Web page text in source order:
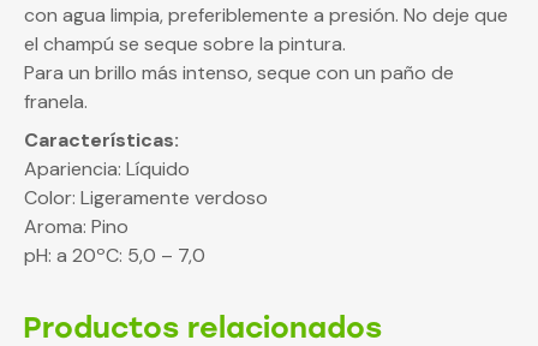
con agua limpia, preferiblemente a presión. No deje que
el champú se seque sobre la pintura.
Para un brillo más intenso, seque con un paño de
franela.
Características:
Apariencia: Líquido
Color: Ligeramente verdoso
Aroma: Pino
pH: a 20ºC: 5,0 – 7,0
Productos relacionados